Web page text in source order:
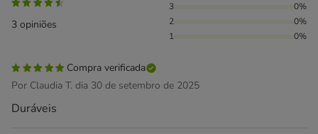
3 opiniões
3
0%
2
0%
1
0%
Compra verificada
Por Claudia T. dia 30 de setembro de 2025
Duráveis